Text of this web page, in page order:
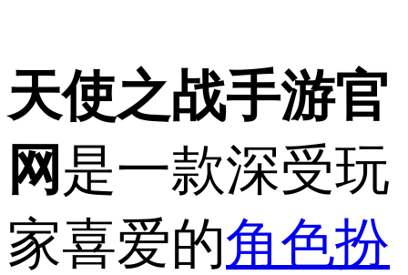
天使之战手游官
网是一款深受玩
家喜爱的角色扮